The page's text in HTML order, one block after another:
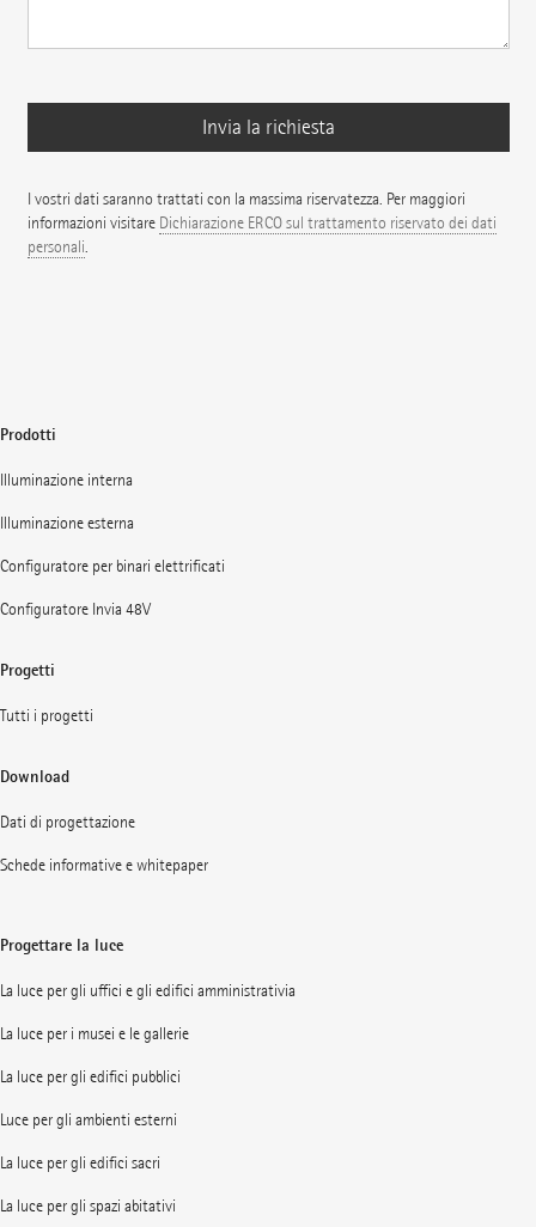
I vostri dati saranno trattati con la massima riservatezza. Per maggiori
informazioni visitare Dichiarazione ERCO sul trattamento riservato dei dati
personali.
Prodotti
Illuminazione interna
Illuminazione esterna
Configuratore per binari elettrificati
Configuratore Invia 48V
Progetti
Tutti i progetti
Download
Dati di progettazione
Schede informative e whitepaper
Progettare la luce
La luce per gli uffici e gli edifici amministrativia
La luce per i musei e le gallerie
La luce per gli edifici pubblici
Luce per gli ambienti esterni
La luce per gli edifici sacri
La luce per gli spazi abitativi